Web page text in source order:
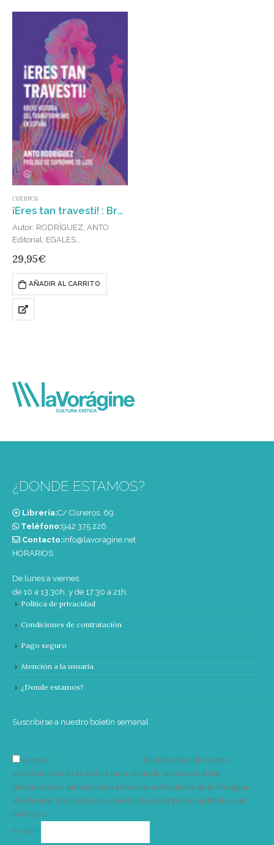
CUERPOS
¡Eres tan travesti! : Breve historia del travestismo en España
Autor: RODRÍGUEZ, ANTO
Editorial: EGALES
ISBN: 978-84-19728-50-0
Este es un viaje de más de un
siglo que sigue el camino
marcado por las transformistas,
travestis y drags que trabajaron
29,95€
AÑADIR AL CARRITO
¿DONDE ESTAMOS?
Librería:C/ Cisneros, 69
Teléfono:‭942 375 226‬
Contacto:info@lavoragine.net
HORARIOS
De lunes a viernes
de 10 a 13:30h. y de 17:30 a 21h.
Política de privacidad
Condiciones de contratación
Pago seguro
Atención a la usuaria
¿Donde estamos?
Suscribirse a nuestro boletín semanal
Acepto
Su dirección de correo
electrónico solo se utiliza para enviarle nuestro boletín
informativo e información sobre las actividades de la Vorágine.
Puede usar el enlace para cancelar la suscripción incluido en el
boletín. >
E-mail*